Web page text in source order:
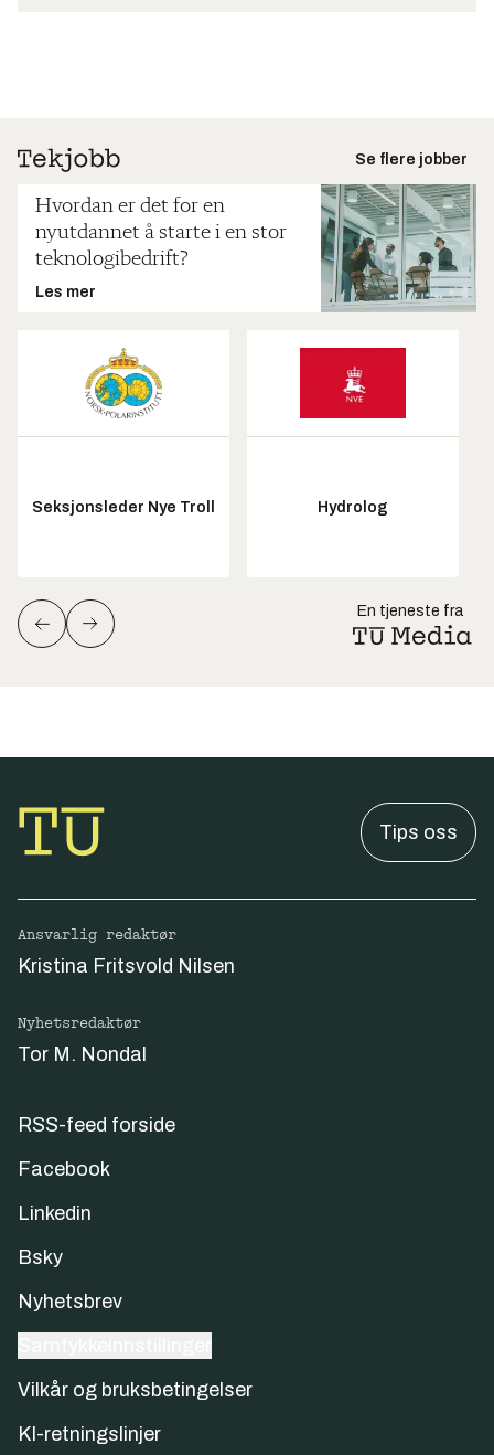
Se flere jobber
Hvordan er det for en
nyutdannet å starte i en stor
teknologibedrift?
Les mer
Seksjonsleder Nye Troll Hydrolog
En tjeneste fra
Tips oss
Ansvarlig redaktør
Kristina Fritsvold Nilsen
Nyhetsredaktør
Tor M. Nondal
RSS-feed forside
Facebook
Linkedin
Bsky
Nyhetsbrev
Vilkår og bruksbetingelser
KI-retningslinjer